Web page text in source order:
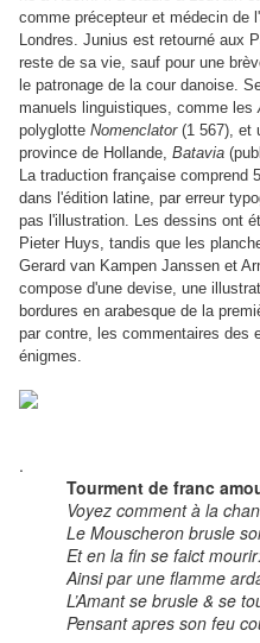
comme précepteur et médecin de
Londres. Junius est retourné aux
reste de sa vie, sauf pour une
le patronage de la cour danoise.
manuels linguistiques, comme les
polyglotte Nomenclator(1 567), et
province de Hollande, Batavia
La traduction française comprend
dans l'édition latine, par erreur
pas l'illustration. Les dessins ont
Pieter Huys, tandis que les
Gerard van Kampen Janssen et
compose d'une devise, une
bordures en arabesque de la
par contre, les commentaires des
énigmes.
.
Tourment de franc
Voyez comment à la
Le Mouscheron brusle
Et en la fin se faict
Ainsi par une flamme
L’Amant se brusle & se
Pensant apres son feu